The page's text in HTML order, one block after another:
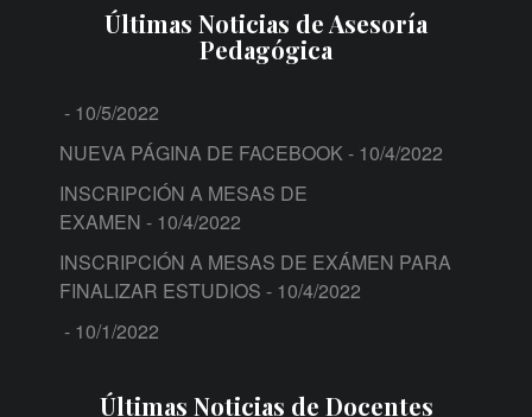
Últimas Noticias de Asesoría
Pedagógica
- 10/5/2022
NUEVA PÁGINA DE FACEBOOK - 10/4/2022
INSCRIPCIÓN A MESAS DE
EXAMEN - 10/4/2022
INSCRIPCIÓN A MESAS DE EXÁMEN PARA
FINALIZAR ESTUDIOS - 10/4/2022
- 10/1/2022
Últimas Noticias de Docentes